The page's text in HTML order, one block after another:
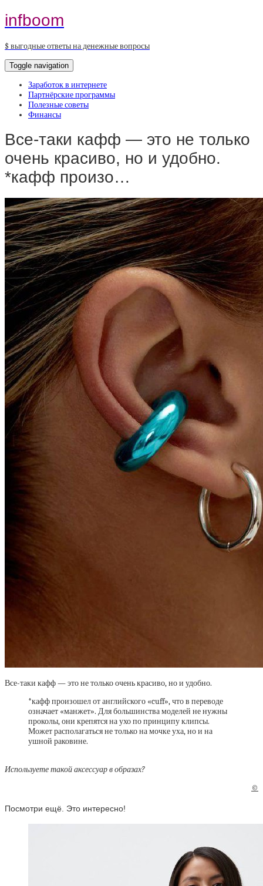
infboom
$ выгодные ответы на денежные вопросы
Toggle navigation
Заработок в интернете
Партнёрские программы
Полезные советы
Финансы
Все-таки кафф — это не только
очень красиво, но и удобно.
*кафф произо…
Все-таки кафф — это не только очень красиво, но и удобно.
*кафф произошел от английского «cuff», что в переводе
означает «манжет». Для большинства моделей не нужны
проколы, они крепятся на ухо по принципу клипсы.
Может располагаться не только на мочке уха, но и на
ушной раковине.
Используете такой аксессуарв образах?
©
Посмотри ещё. Это интересно!